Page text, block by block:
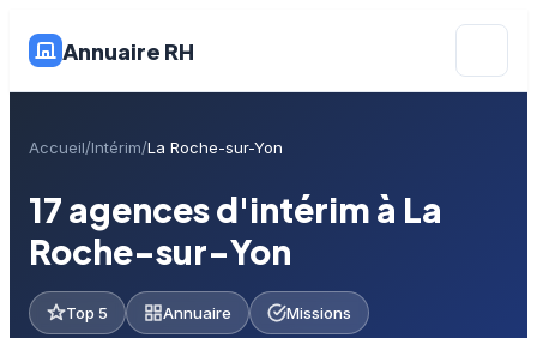
Annuaire RH
Accueil Intérim La Roche-sur-Yon
17 agences d'intérim à La
Roche-sur-Yon
Top 5 Annuaire Missions